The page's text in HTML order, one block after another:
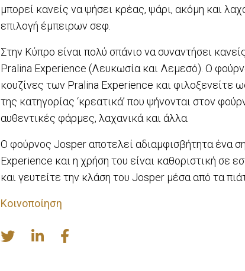
μπορεί κανείς να ψήσει κρέας, ψάρι, ακόμη και
επιλογή έμπειρων σεφ.
Στην Κύπρο είναι πολύ σπάνιο να συναντήσει
Pralina Experience (Λευκωσία και Λεμεσό). Ο
κουζίνες των Pralina Experience και φιλοξενείτε
της κατηγορίας ‘κρεατικά’ που ψήνονται στον
αυθεντικές φάρμες, λαχανικά και άλλα.
Ο φούρνος Josper αποτελεί αδιαμφισβήτητα ένα
Experience και η χρήση του είναι καθοριστική σε
και γευτείτε την κλάση του Josper μέσα από τα
Κοινοποίηση